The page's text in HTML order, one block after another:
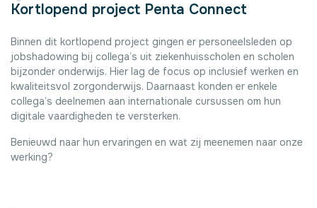
Kortlopend project Penta Connect
Binnen dit kortlopend project gingen er personeelsleden op
jobshadowing bij collega’s uit ziekenhuisscholen en scholen
bijzonder onderwijs. Hier lag de focus op inclusief werken en
kwaliteitsvol zorgonderwijs. Daarnaast konden er enkele
collega’s deelnemen aan internationale cursussen om hun
digitale vaardigheden te versterken.
Benieuwd naar hun ervaringen en wat zij meenemen naar onze
werking?